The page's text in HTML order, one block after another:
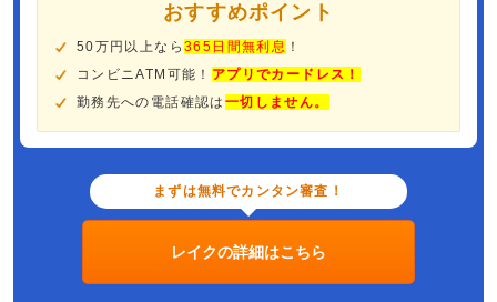
おすすめポイント
50万円以上なら 365日間無利息 ！
コンビニATM可能！ アプリでカードレス！
勤務先への電話確認は 一切しません。
まずは無料でカンタン審査！
レイクの詳細はこちら